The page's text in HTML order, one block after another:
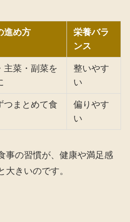
進め方
栄養バラ
ンス
主菜・副菜を
整いやす
い
つまとめて食
偏りやす
い
事の習慣が、健康や満足感
大きいのです。